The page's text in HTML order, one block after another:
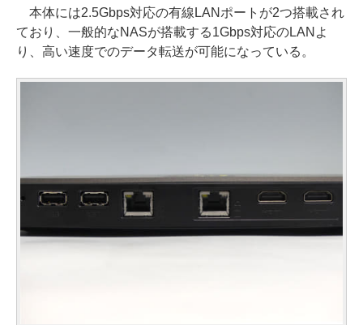
本体には2.5Gbps対応の有線LANポートが2つ搭載され
ており、一般的なNASが搭載する1Gbps対応のLANよ
り、高い速度でのデータ転送が可能になっている。